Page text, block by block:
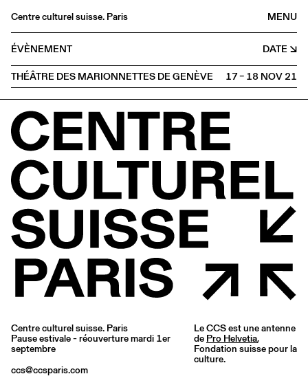
MENU
Centre culturel suisse. Paris
Agenda
Librairie
Buvette
Archives
Médiathèque
Éditions
Informations
FR/EN
SCÈNE Marionnettes
ÉVÈNEMENT
DATE
THÉÂTRE DES MARIONNETTES DE GENÈVE
17 – 18 NOV2021
Centre culturel suisse. Paris
Pause estivale - réouverture mardi 1er
septembre
ccs@ccsparis.com
Le CCS est une antenne
de Pro Helvetia,
Fondation suisse pour la
culture.